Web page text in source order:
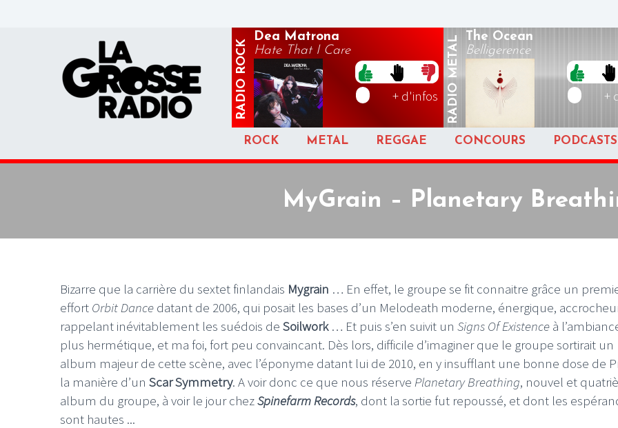
RADIO
ROCK
Dea Matrona
Hate That I Care
+ d'infos RADIO
METAL
The Ocean
Belligerence
+
ROCK METAL REGGAE CONCOURS PODCASTS
MyGrain – Planetary
Bizarre que la carrière du sextet finlandais Mygrain … En effet, le groupe se fit connaitre grâce un
effort Orbit Dance datant de 2006, qui posait les bases d’un Melodeath moderne, énergique,
rappelant inévitablement les suédois de Soilwork… Et puis s’en suivit un Signs Of Existence à
plus hermétique, et ma foi, fort peu convaincant. Dès lors, difficile d’imaginer que le groupe sortirait un
album majeur de cette scène, avec l’éponyme datant lui de 2010, en y insufflant une bonne dose de
la manière d’un Scar Symmetry. A voir donc ce que nous réserve Planetary Breathing, nouvel et
album du groupe, à voir le jour chezSpinefarm Records, dont la sortie fut repoussé, et dont les
sont hautes ...